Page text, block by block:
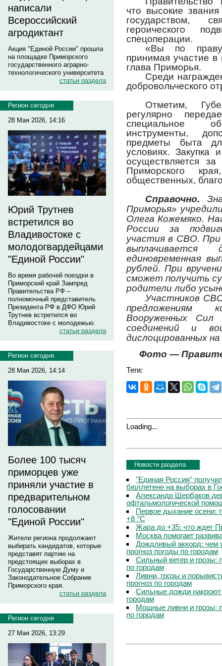
написали
Всероссийский
агродиктант
Акция "Единой России" прошла
на площадке Приморского
государственного аграрно-
технологического университета
статьи раздела
Регион сегодня
28 Мая 2026, 14:16
Юрий Трутнев
встретился во
Владивостоке с
молодогвардейцами
"Единой России"
Во время рабочей поездки в
Приморский край Зампред
Правительства РФ –
полномочный представитель
Президента РФ в ДФО Юрий
Трутнев встретился во
Владивостоке с молодежью.
статьи раздела
Регион сегодня
28 Мая 2026, 14:14
Более 100 тысяч
приморцев уже
приняли участие в
предварительном
голосовании
"Единой России"
Жители региона продолжают
выбирать кандидатов, которые
представят партию на
предстоящих выборах в
Государственную Думу и
Законодательное Собрание
Приморского края.
статьи раздела
Регион сегодня
27 Мая 2026, 13:29
что высокие
государством,
героического
спецоперации.
«Вы по
принимая участие в
глава Приморья.
Среди
добровольческого
Отметим,
регулярно
специальное
инструменты,
предметы быта
условиях. Закупка
осуществляется за
Приморского
общественных,
Справочно.
Приморья»
Олега Кожемяко.
России за
участия в СВО. При
единовременная
рублей. При
сможет получить
родители либо
Участников
предложениям
Вооруженных Сил
соединений и
дислоцированных
Фото —
Теги:
Loading...
Новости раздела
"Единая Россия"
бюллетене на выборах в
Александр Щербаков
офтальмологической
Первое дыхание осени:
+8 °C
Жара до +35: что ждет
Москва помогает
Дождливый аккорд: чем
прогноз погоды по городам
Сильный ветер и грозы:
по городам
Ливни, грозы и
прогноз по городам
Сильные дожди
городам
Мощные ливни и грозы:
по городам